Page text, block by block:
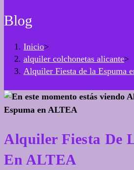
Blog
Inicio>
alquiler colchonetas alicante>
Alquiler Fiesta de la Espuma
Alquiler Fiesta De
En ALTEA